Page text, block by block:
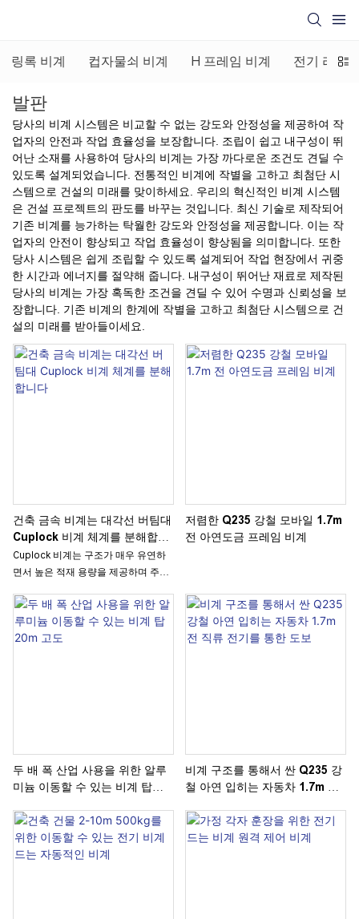
링록 비계 컵자물쇠 비계 H 프레임 비계 전기 리프
발판
당사의 비계 시스템은 비교할 수 없는 강도와 안정성을 제공하여 작
업자의 안전과 작업 효율성을 보장합니다. 조립이 쉽고 내구성이 뛰
어난 소재를 사용하여 당사의 비계는 가장 까다로운 조건도 견딜 수
있도록 설계되었습니다. 전통적인 비계에 작별을 고하고 최첨단 시
스템으로 건설의 미래를 맞이하세요. 우리의 혁신적인 비계 시스템
은 건설 프로젝트의 판도를 바꾸는 것입니다. 최신 기술로 제작되어
기존 비계를 능가하는 탁월한 강도와 안정성을 제공합니다. 이는 작
업자의 안전이 향상되고 작업 효율성이 향상됨을 의미합니다. 또한
당사 시스템은 쉽게 조립할 수 있도록 설계되어 작업 현장에서 귀중
한 시간과 에너지를 절약해 줍니다. 내구성이 뛰어난 재료로 제작된
당사의 비계는 가장 혹독한 조건을 견딜 수 있어 수명과 신뢰성을 보
장합니다. 기존 비계의 한계에 작별을 고하고 최첨단 시스템으로 건
설의 미래를 받아들이세요.
건축 금속 비계는 대각선 버팀대
Cuplock 비계 체계를 분해합니
다
Cuplock 비계는 구조가 매우 유연하
면서 높은 적재 용량을 제공하며 주로
데 사용됩니다.
저렴한 Q235 강철 모바일 1.7m
전 아연도금 프레임 비계
두 배 폭 산업 사용을 위한 알루
미늄 이동할 수 있는 비계 탑
비계 구조를 통해서 싼 Q235 강
철 아연 입히는 자동차 1.7m 전